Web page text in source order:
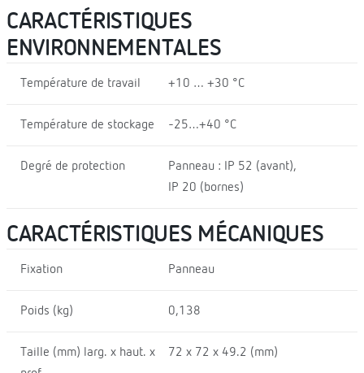
CARACTÉRISTIQUES
ENVIRONNEMENTALES
Température de travail +10 … +30 °C
Température de stockage -25…+40 °C
Degré de protection
Panneau : IP 52 (avant),
IP 20 (bornes)
CARACTÉRISTIQUES MÉCANIQUES
Fixation Panneau
Poids (kg) 0,138
Taille (mm) larg. x haut. x
72 x 72 x 49.2 (mm)